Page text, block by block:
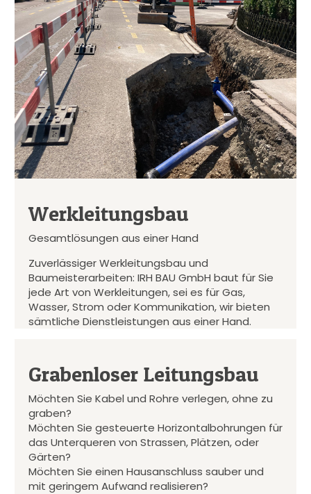
Werkleitungsbau
Gesamtlösungen aus einer Hand
Zuverlässiger Werkleitungsbau und
Baumeisterarbeiten: IRH BAU GmbH baut für Sie
jede Art von Werkleitungen, sei es für Gas,
Wasser, Strom oder Kommunikation, wir bieten
sämtliche Dienstleistungen aus einer Hand.
Grabenloser Leitungsbau
Möchten Sie Kabel und Rohre verlegen, ohne zu
graben?
Möchten Sie gesteuerte Horizontalbohrungen für
das Unterqueren von Strassen, Plätzen, oder
Gärten?
Möchten Sie einen Hausanschluss sauber und
mit geringem Aufwand realisieren?